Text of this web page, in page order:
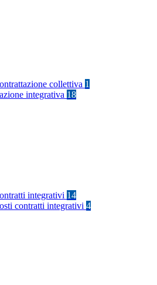
collettiva 1
integrativa 18
integrativi 14
contratti integrativi 4